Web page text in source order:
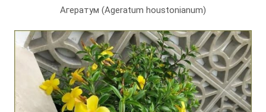
Агератум (Ageratum houstonianum)